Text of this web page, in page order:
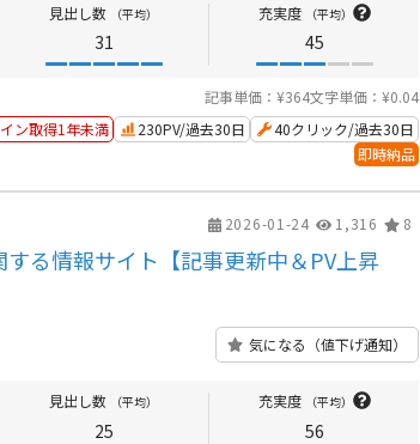
見出し数 （平均）
31
充実度 （平均）
45
記事単価：¥364文字単価：¥0.04
ン取得1年未満 230PV/過去30日
40クリック/過去30日
即時納品
2026-01-24 1,316 8
る情報サイト【記事更新中＆PV上昇
気になる（値下げ通知）
見出し数 （平均）
25
充実度 （平均）
56